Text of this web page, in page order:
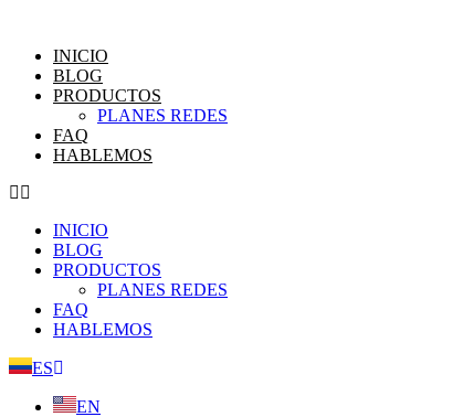
contenidoINICIO
BLOG
PRODUCTOS
PLANES REDES
FAQ
HABLEMOS
INICIO
BLOG
PRODUCTOS
PLANES REDES
FAQ
HABLEMOS
ES
EN